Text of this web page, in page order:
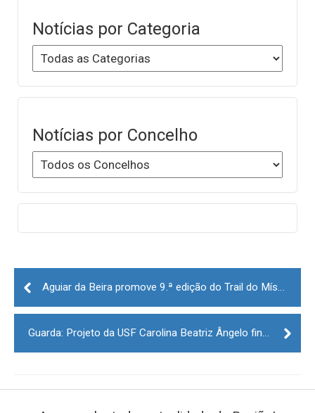
Notícias por Categoria
Notícias por Concelho
Post
navigation
Aguiar da Beira promove 9.ª edição do Trail do Míscaro no dia 19 de novembro
Guarda: Projeto da USF Carolina Beatriz Ângelo finalista em concurso de inovação em saúde